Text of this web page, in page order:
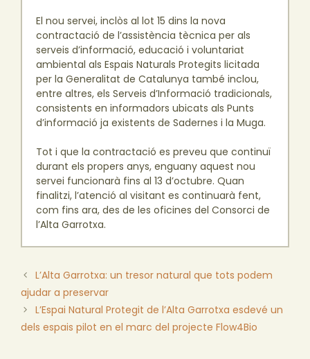
El nou servei, inclòs al lot 15 dins la nova
contractació de l’assistència tècnica per als
serveis d’informació, educació i voluntariat
ambiental als Espais Naturals Protegits licitada
per la Generalitat de Catalunya també inclou,
entre altres, els Serveis d’Informació tradicionals,
consistents en informadors ubicats als Punts
d’informació ja existents de Sadernes i la Muga.
Tot i que la contractació es preveu que continuï
durant els propers anys, enguany aquest nou
servei funcionarà fins al 13 d’octubre. Quan
finalitzi, l’atenció al visitant es continuarà fent,
com fins ara, des de les oficines del Consorci de
l’Alta Garrotxa.
L’Alta Garrotxa: un tresor natural que tots podem
ajudar a preservar
L’Espai Natural Protegit de l’Alta Garrotxa esdevé un
dels espais pilot en el marc del projecte Flow4Bio